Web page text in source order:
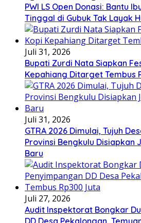
PWI LS Open Donasi: Bantu
Tinggal di Gubuk Tak Layak
Juli 31, 2026
Bupati Zurdi Nata Siapkan
Kepahiang Ditarget Tembus
Juli 31, 2026
GTRA 2026 Dimulai, Tujuh
Provinsi Bengkulu Disiapkan
Baru
Juli 27, 2026
Audit Inspektorat Bongkar